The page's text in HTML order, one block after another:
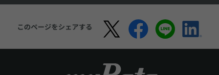
このページをシェアする